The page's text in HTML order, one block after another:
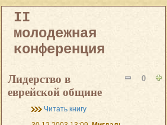
II
молодежная
конференция
0
Лидерство в
еврейской общине
Читать книгу